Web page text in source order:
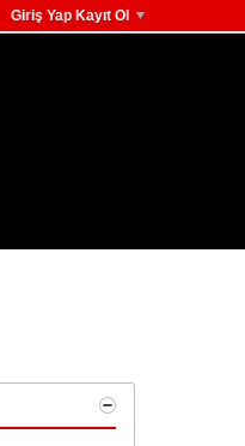
Giriş Yap Kayıt Ol